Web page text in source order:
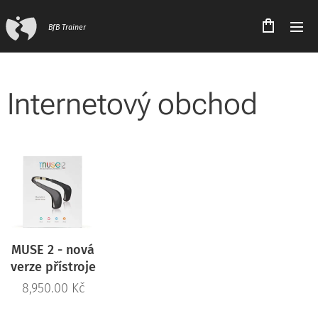
BfB Trainer
Internetový obchod
MUSE 2 - nová
verze přístroje
8,950.00 Kč